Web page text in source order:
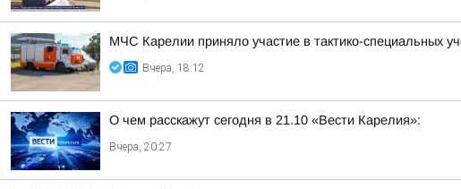
МЧС Карелии приняло участие в тактико-специальных
Вчера, 18:12
О чем расскажут сегодня в 21.10 «Вести Карелия»:
Вчера, 20:27